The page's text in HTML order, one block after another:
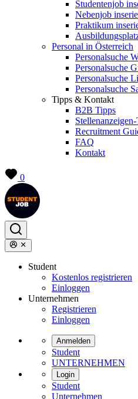
Studentenjob
Nebenjob
Praktikum
Personal in Österreich
Personalsuche
Personalsuche
Personalsuche
Personalsuche
Tipps & Kontakt
B2B Tipps
Recruitment
FAQ
Kontakt
0
Student
Kostenlos registrieren
Einloggen
Unternehmen
Registrieren
Einloggen
Anmelden
Student
UNTERNEHMEN
Login
Student
Unternehmen